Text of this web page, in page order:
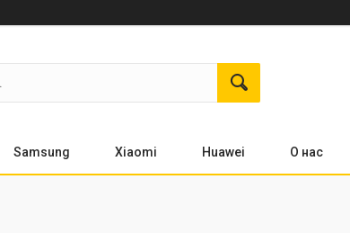
Samsung Xiaomi Huawei О нас